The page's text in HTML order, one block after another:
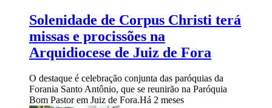
Solenidade de Corpus Christi terá
missas e procissões na
Arquidiocese de Juiz de Fora
O destaque é celebração conjunta das paróquias da
Forania Santo Antônio, que se reunirão na Paróquia
Bom Pastor em Juiz de Fora.Há 2 meses